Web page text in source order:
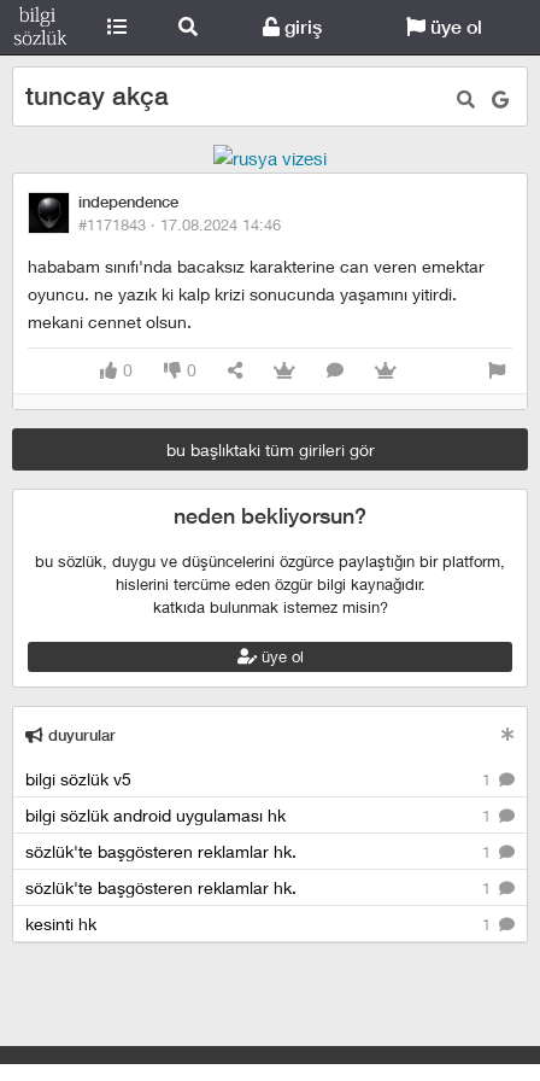
giriş üye ol
tuncay akça
independence
#1171843 · 17.08.2024 14:46
hababam sınıfı'nda bacaksız karakterine can veren emektar
oyuncu. ne yazık ki kalp krizi sonucunda yaşamını yitirdi.
mekani cennet olsun.
0 0
bu başlıktaki tüm girileri gör
neden bekliyorsun?
bu sözlük, duygu ve düşüncelerini özgürce paylaştığın bir platform,
hislerini tercüme eden özgür bilgi kaynağıdır.
katkıda bulunmak istemez misin?
üye ol
duyurular
1
bilgi sözlük v5
1
bilgi sözlük android uygulaması hk
1
sözlük'te başgösteren reklamlar hk.
1
sözlük'te başgösteren reklamlar hk.
1
kesinti hk